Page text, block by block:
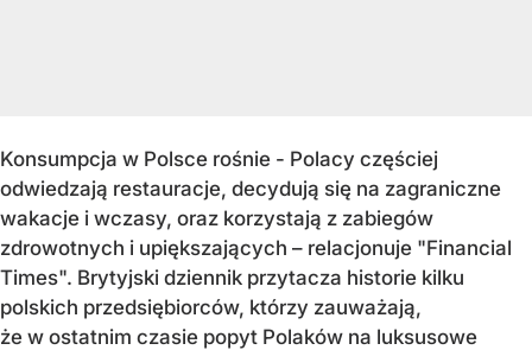
Konsumpcja w Polsce rośnie - Polacy częściej
odwiedzają restauracje, decydują się na zagraniczne
wakacje i wczasy, oraz korzystają z zabiegów
zdrowotnych i upiększających – relacjonuje "Financial
Times". Brytyjski dziennik przytacza historie kilku
polskich przedsiębiorców, którzy zauważają,
że w ostatnim czasie popyt Polaków na luksusowe